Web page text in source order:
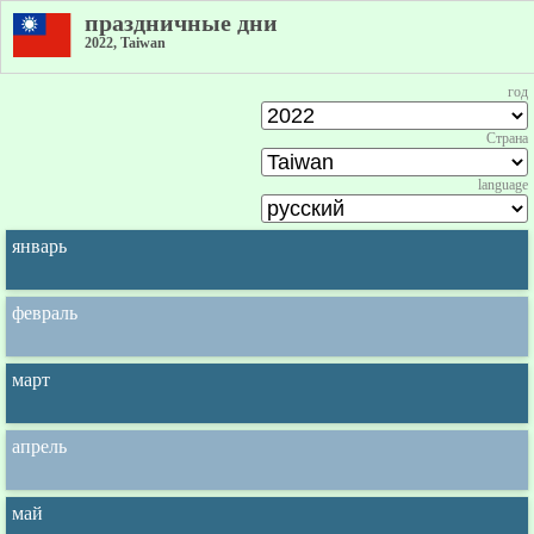
праздничные дни
2022, Taiwan
год
Страна
language
январь
февраль
март
апрель
май